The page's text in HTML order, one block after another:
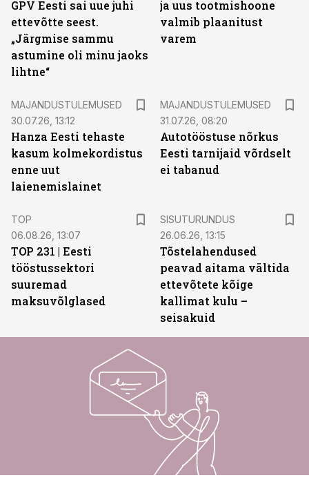
GPV Eesti sai uue juhi
ettevõtte seest.
„Järgmise sammu
astumine oli minu jaoks
lihtne“
ja uus tootmishoone
valmib plaanitust
varem
MAJANDUSTULEMUSED
30.07.26, 13:12
Hanza Eesti tehaste
kasum kolmekordistus
enne uut
laienemislainet
MAJANDUSTULEMUSED
31.07.26, 08:20
Autotööstuse nõrkus
Eesti tarnijaid võrdselt
ei tabanud
TOP
06.08.26, 13:07
TOP 231 | Eesti
tööstussektori
suuremad
maksuvõlglased
SISUTURUNDUS
26.06.26, 13:15
Tõstelahendused
peavad aitama vältida
ettevõtete kõige
kallimat kulu –
seisakuid